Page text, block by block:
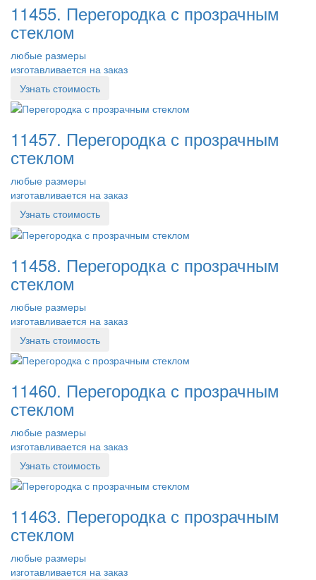
11455. Перегородка с прозрачным
стеклом
любые размеры
изготавливается на заказ
Узнать стоимость
11457. Перегородка с прозрачным
стеклом
любые размеры
изготавливается на заказ
Узнать стоимость
11458. Перегородка с прозрачным
стеклом
любые размеры
изготавливается на заказ
Узнать стоимость
11460. Перегородка с прозрачным
стеклом
любые размеры
изготавливается на заказ
Узнать стоимость
11463. Перегородка с прозрачным
стеклом
любые размеры
изготавливается на заказ